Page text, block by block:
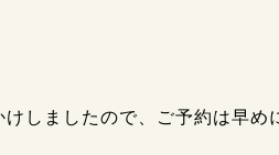
しましたので、ご予約は早め